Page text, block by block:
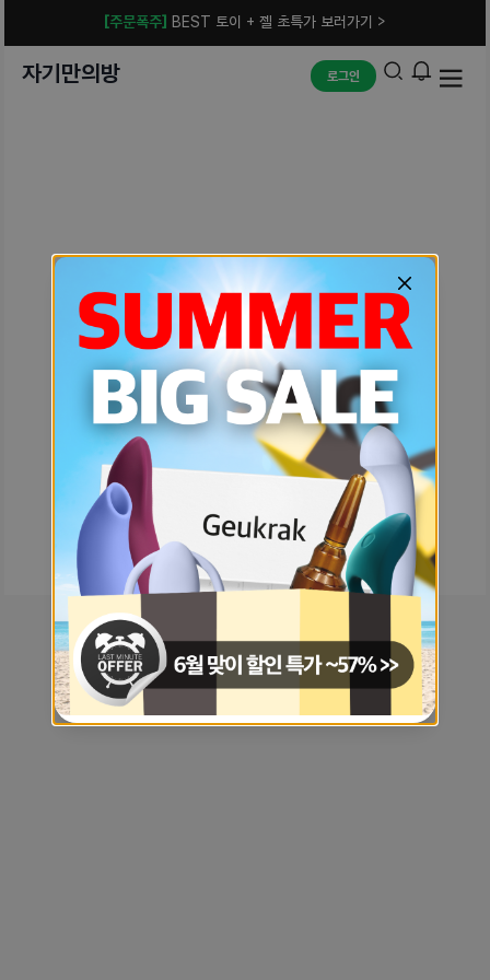
[주문폭주] BEST 토이 + 젤 초특가 보러가기 >
자기만의방 로그인
예상치 못한 에러입니다.